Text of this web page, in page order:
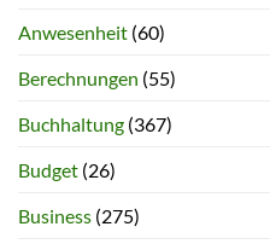
Anwesenheit (60)
Berechnungen (55)
Buchhaltung (367)
Budget (26)
Business (275)